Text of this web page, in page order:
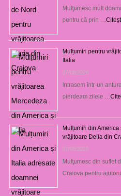
Mulţumesc mult
pentru că prin …
Mulțumiri pentru
Italia
07/08/2026
Intrasem într-un
pierdeam zilele …
Mulțumiri din
vrăjitoare Delia din
07/08/2026
Mulţumesc din suflet
Craiova pentru